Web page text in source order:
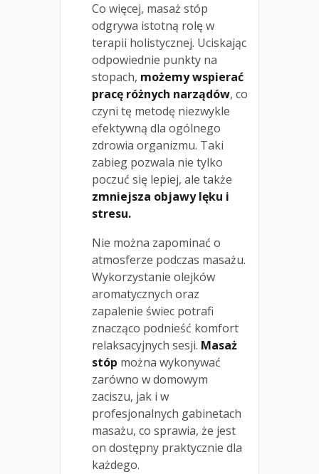
Co więcej, masaż stóp
odgrywa istotną rolę w
terapii holistycznej. Uciskając
odpowiednie punkty na
stopach, możemy wspierać
pracę różnych narządów, co
czyni tę metodę niezwykle
efektywną dla ogólnego
zdrowia organizmu. Taki
zabieg pozwala nie tylko
poczuć się lepiej, ale także
zmniejsza objawy lęku i
stresu.
Nie można zapominać o
atmosferze podczas masażu.
Wykorzystanie olejków
aromatycznych oraz
zapalenie świec potrafi
znacząco podnieść komfort
relaksacyjnych sesji. Masaż
stóp można wykonywać
zarówno w domowym
zaciszu, jak i w
profesjonalnych gabinetach
masażu, co sprawia, że jest
on dostępny praktycznie dla
każdego.